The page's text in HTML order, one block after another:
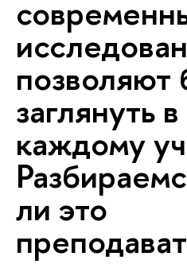
позволяют
заглянуть
каждому
ли это